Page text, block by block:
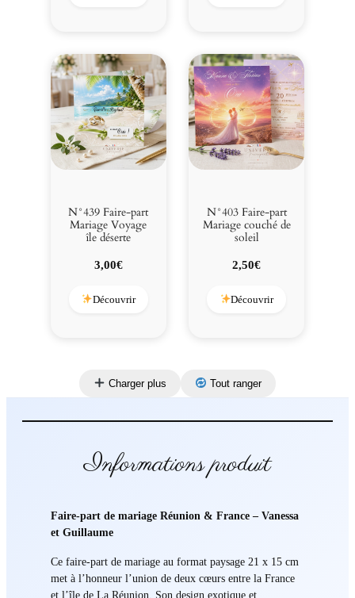
N°439 Faire-part
Mariage Voyage
île déserte
3,00€
Découvrir
N°403 Faire-part
Mariage couché de
soleil
2,50€
Découvrir
Charger plus Tout ranger
Informations produit
Faire-part de mariage Réunion & France – Vanessa
et Guillaume
Ce faire-part de mariage au format paysage 21 x 15 cm
met à l’honneur l’union de deux cœurs entre la France
et l’île de La Réunion. Son design exotique et